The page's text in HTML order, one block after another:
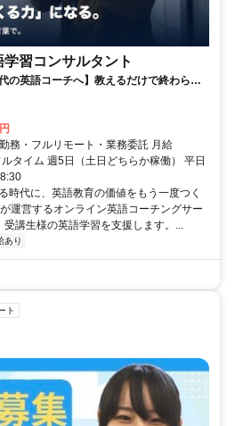
学習コンサルタント
の英語コーチへ】教えるだけで終わらな
の言葉で伝える力”を育てるお仕事です
務・フルリモート・業務委託 月給
タイム 週5日（土日どちらか稼働） 平日
時代に、英語教育の価値をもう一度つく
運営するオンライン英語コーチングサー
受講生様の英語学習を支援します。...
あり
ト